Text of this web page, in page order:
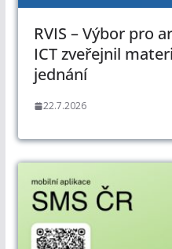
RVIS – Výbor pro
ICT zveřejnil
jednání
22.7.2026